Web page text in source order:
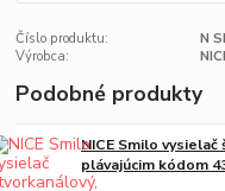
Číslo produktu:
N
Výrobca:
Podobné produkty
NICE Smilo
plávajúcim kódom